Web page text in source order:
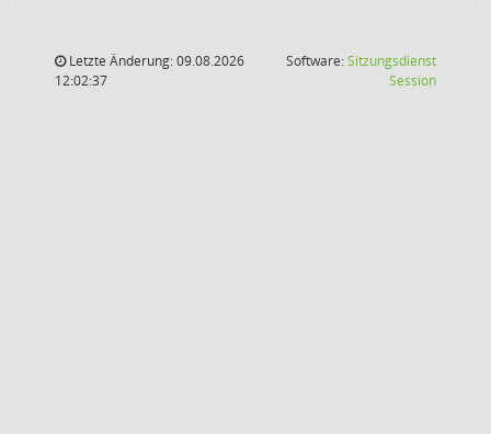
Letzte Änderung: 09.08.2026
12:02:37
Software:Sitzungsdienst
Session(Wird in